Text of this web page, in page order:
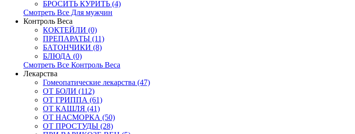
БРОСИТЬ КУРИТЬ (4)
Смотреть Все Для мужчин
Контроль Веса
КОКТЕЙЛИ (0)
ПРЕПАРАТЫ (11)
БАТОНЧИКИ (8)
БЛЮДА (0)
Смотреть Все Контроль Веса
Лекарства
Гомеопатические лекарства (47)
ОТ БОЛИ (112)
ОТ ГРИППА (61)
ОТ КАШЛЯ (41)
ОТ НАСМОРКА (50)
ОТ ПРОСТУДЫ (28)